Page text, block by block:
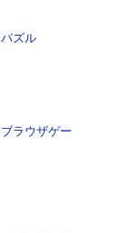
パズル
ブラウザゲー